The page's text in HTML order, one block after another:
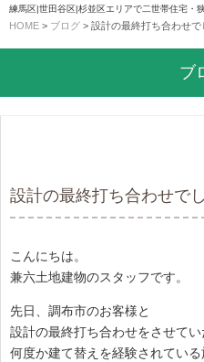
練馬区|世田谷区|杉並区エリアで二世帯住宅・
HOME > ブログ > 設計の最終打ち合わせで
ブ
設計の最終打ち合わせで
こんにちは。
兼六土地建物のスタッフです。
先日、調布市のお客様と
設計の最終打ち合わせをさせてい
何度か建て替えを経験されている